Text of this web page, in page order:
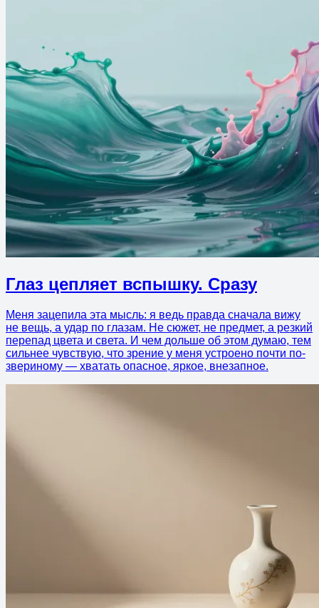
Глаз цепляет вспышку. Сразу
Меня зацепила эта мысль: я ведь правда сначала вижу
не вещь, а удар по глазам. Не сюжет, не предмет, а резкий
перепад цвета и света. И чем дольше об этом думаю, тем
сильнее чувствую, что зрение у меня устроено почти по-
звериному — хватать опасное, яркое, внезапное.